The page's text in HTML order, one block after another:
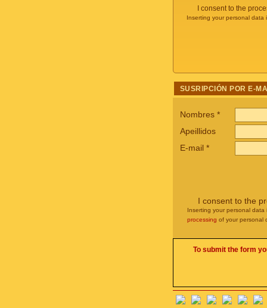
I consent to the
Inserting your personal
SUSRIPCIÓN POR E-
Nombres *
Apeillidos
E-mail *
I consent to the
Inserting your personal
processing of your personal
To submit the form